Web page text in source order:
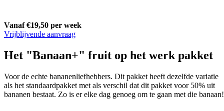
Vanaf €19,50 per week
Vrijblijvende aanvraag
Het "Banaan+" fruit op het werk pakket
Voor de echte bananenliefhebbers. Dit pakket heeft dezelfde variatie
als het standaardpakket met als verschil dat dit pakket voor 50% uit
bananen bestaat. Zo is er elke dag genoeg om te gaan met die banaan!